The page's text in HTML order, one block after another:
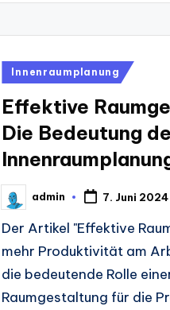
Posted
Innenraumplanung
Effektive
Die Bedeutung
Posted
by
admin 7. Juni 2024
Der Artikel "Effektive
mehr Produktivität am
die bedeutende Rolle
Raumgestaltung für die